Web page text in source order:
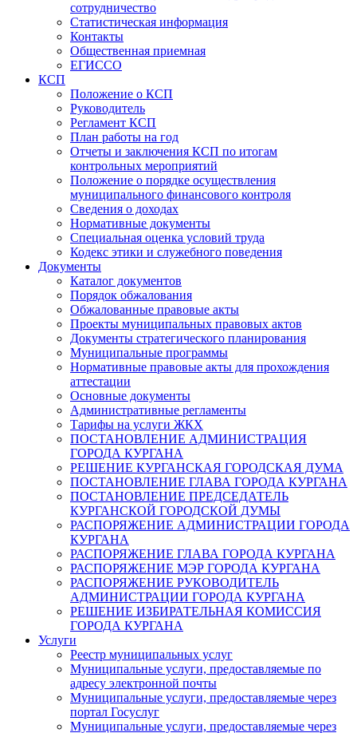
сотрудничество
Статистическая информация
Контакты
Общественная приемная
ЕГИССО
КСП
Положение о КСП
Руководитель
Регламент КСП
План работы на год
Отчеты и заключения КСП по итогам
контрольных мероприятий
Положение о порядке осуществления
муниципального финансового контроля
Сведения о доходах
Нормативные документы
Специальная оценка условий труда
Кодекс этики и служебного поведения
Документы
Каталог документов
Порядок обжалования
Обжалованные правовые акты
Проекты муниципальных правовых актов
Документы стратегического планирования
Муниципальные программы
Нормативные правовые акты для прохождения
аттестации
Основные документы
Административные регламенты
Тарифы на услуги ЖКХ
ПОСТАНОВЛЕНИЕ АДМИНИСТРАЦИЯ
ГОРОДА КУРГАНА
РЕШЕНИЕ КУРГАНСКАЯ ГОРОДСКАЯ ДУМА
ПОСТАНОВЛЕНИЕ ГЛАВА ГОРОДА КУРГАНА
ПОСТАНОВЛЕНИЕ ПРЕДСЕДАТЕЛЬ
КУРГАНСКОЙ ГОРОДСКОЙ ДУМЫ
РАСПОРЯЖЕНИЕ АДМИНИСТРАЦИИ ГОРОДА
КУРГАНА
РАСПОРЯЖЕНИЕ ГЛАВА ГОРОДА КУРГАНА
РАСПОРЯЖЕНИЕ МЭР ГОРОДА КУРГАНА
РАСПОРЯЖЕНИЕ РУКОВОДИТЕЛЬ
АДМИНИСТРАЦИИ ГОРОДА КУРГАНА
РЕШЕНИЕ ИЗБИРАТЕЛЬНАЯ КОМИССИЯ
ГОРОДА КУРГАНА
Услуги
Реестр муниципальных услуг
Муниципальные услуги, предоставляемые по
адресу электронной почты
Муниципальные услуги, предоставляемые через
портал Госуслуг
Муниципальные услуги, предоставляемые через